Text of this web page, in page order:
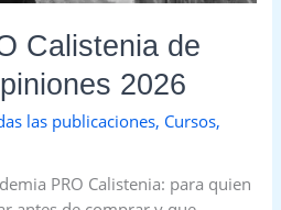
Calistenia de
2026
las publicaciones, Cursos,
PRO Calistenia: para quien